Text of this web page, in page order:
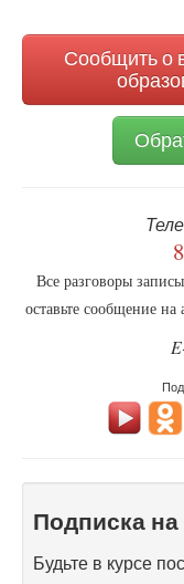
без
Сообщить о
Все разговоры
оставьте сообщение на
Подписка
Будьте в курсе